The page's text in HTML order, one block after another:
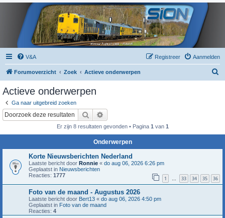
V&A Aanmelden
Registreer
Forumoverzicht Zoek Actieve onderwerpen
Actieve onderwerpen
Ga naar uitgebreid zoeken
Zoek
Er zijn 8 resultaten gevonden • Pagina 1 van 1
Onderwerpen
Korte Nieuwsberichten Nederland
Laatste bericht door Ronnie « do aug 06, 2026 6:26 pm
Geplaatst in Nieuwsberichten
Reacties: 1777 1 … 33 34 35 36
Foto van de maand - Augustus 2026
Laatste bericht door Bert13 « do aug 06, 2026 4:50 pm
Geplaatst in Foto van de maand
Reacties: 4